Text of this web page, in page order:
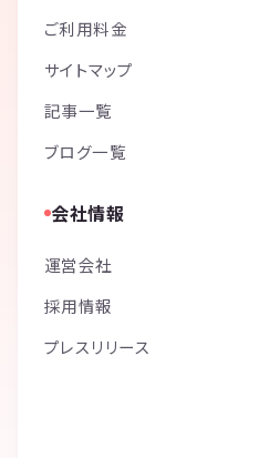
ご利用料金
サイトマップ
記事一覧
ブログ一覧
会社情報
運営会社
採用情報
プレスリリース